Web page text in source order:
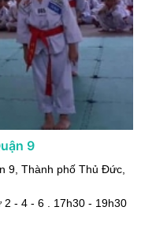
9
9 Thành phố Thủ Đức
2 - 4 - 6 . 17h30 - 19h30